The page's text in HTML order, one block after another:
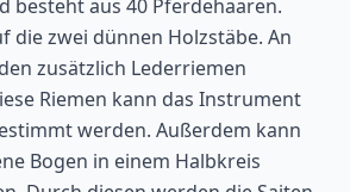
besteht aus 40 Pferdehaaren.
die zwei dünnen Holzstäbe. An
zusätzlich Lederriemen
Riemen kann das Instrument
werden. Außerdem kann
Bogen in einem Halbkreis